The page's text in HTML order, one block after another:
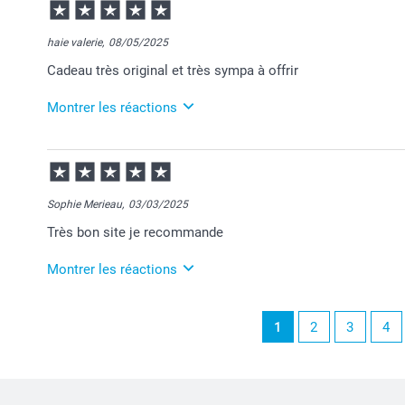
09:46
Bonjour Marion,
rencontré.
Nous restons à votre écoute et je vous souhaite une
haie valerie, 08/05/2025
Cadeau très original et très sympa à offrir
Montrer les réactions
09/05/2025
07:58
Bonjour Valérie,
Passez une belle journée.
Florence@smartphoto
Sophie Merieau, 03/03/2025
Très bon site je recommande
Montrer les réactions
1 2 3 4